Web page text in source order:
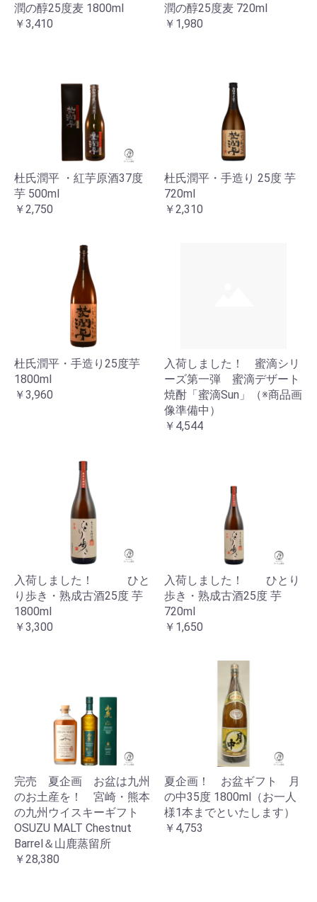
潤の醇25度麦 1800ml
￥3,410
潤の醇25度麦 720ml
￥1,980
杜氏潤平 ・紅芋原酒37度
芋 500ml
￥2,750
杜氏潤平・手造り 25度 芋
720ml
￥2,310
杜氏潤平・手造り25度芋
1800ml
￥3,960
入荷しました！ 蜜滴シリ
ーズ第一弾 蜜滴デザート
焼酎「蜜滴Sun」（※商品画
像準備中）
￥4,544
入荷しました！ ひと
り歩き・熟成古酒25度 芋
1800ml
￥3,300
入荷しました！ ひとり
歩き・熟成古酒25度 芋
720ml
￥1,650
完売 夏企画 お盆は九州
のお土産を！ 宮崎・熊本
の九州ウイスキーギフト
OSUZU MALT Chestnut
Barrel＆山鹿蒸留所
￥28,380
夏企画！ お盆ギフト 月
の中35度 1800ml（お一人
様1本までといたします）
￥4,753
お買い物を続ける カートへ進む